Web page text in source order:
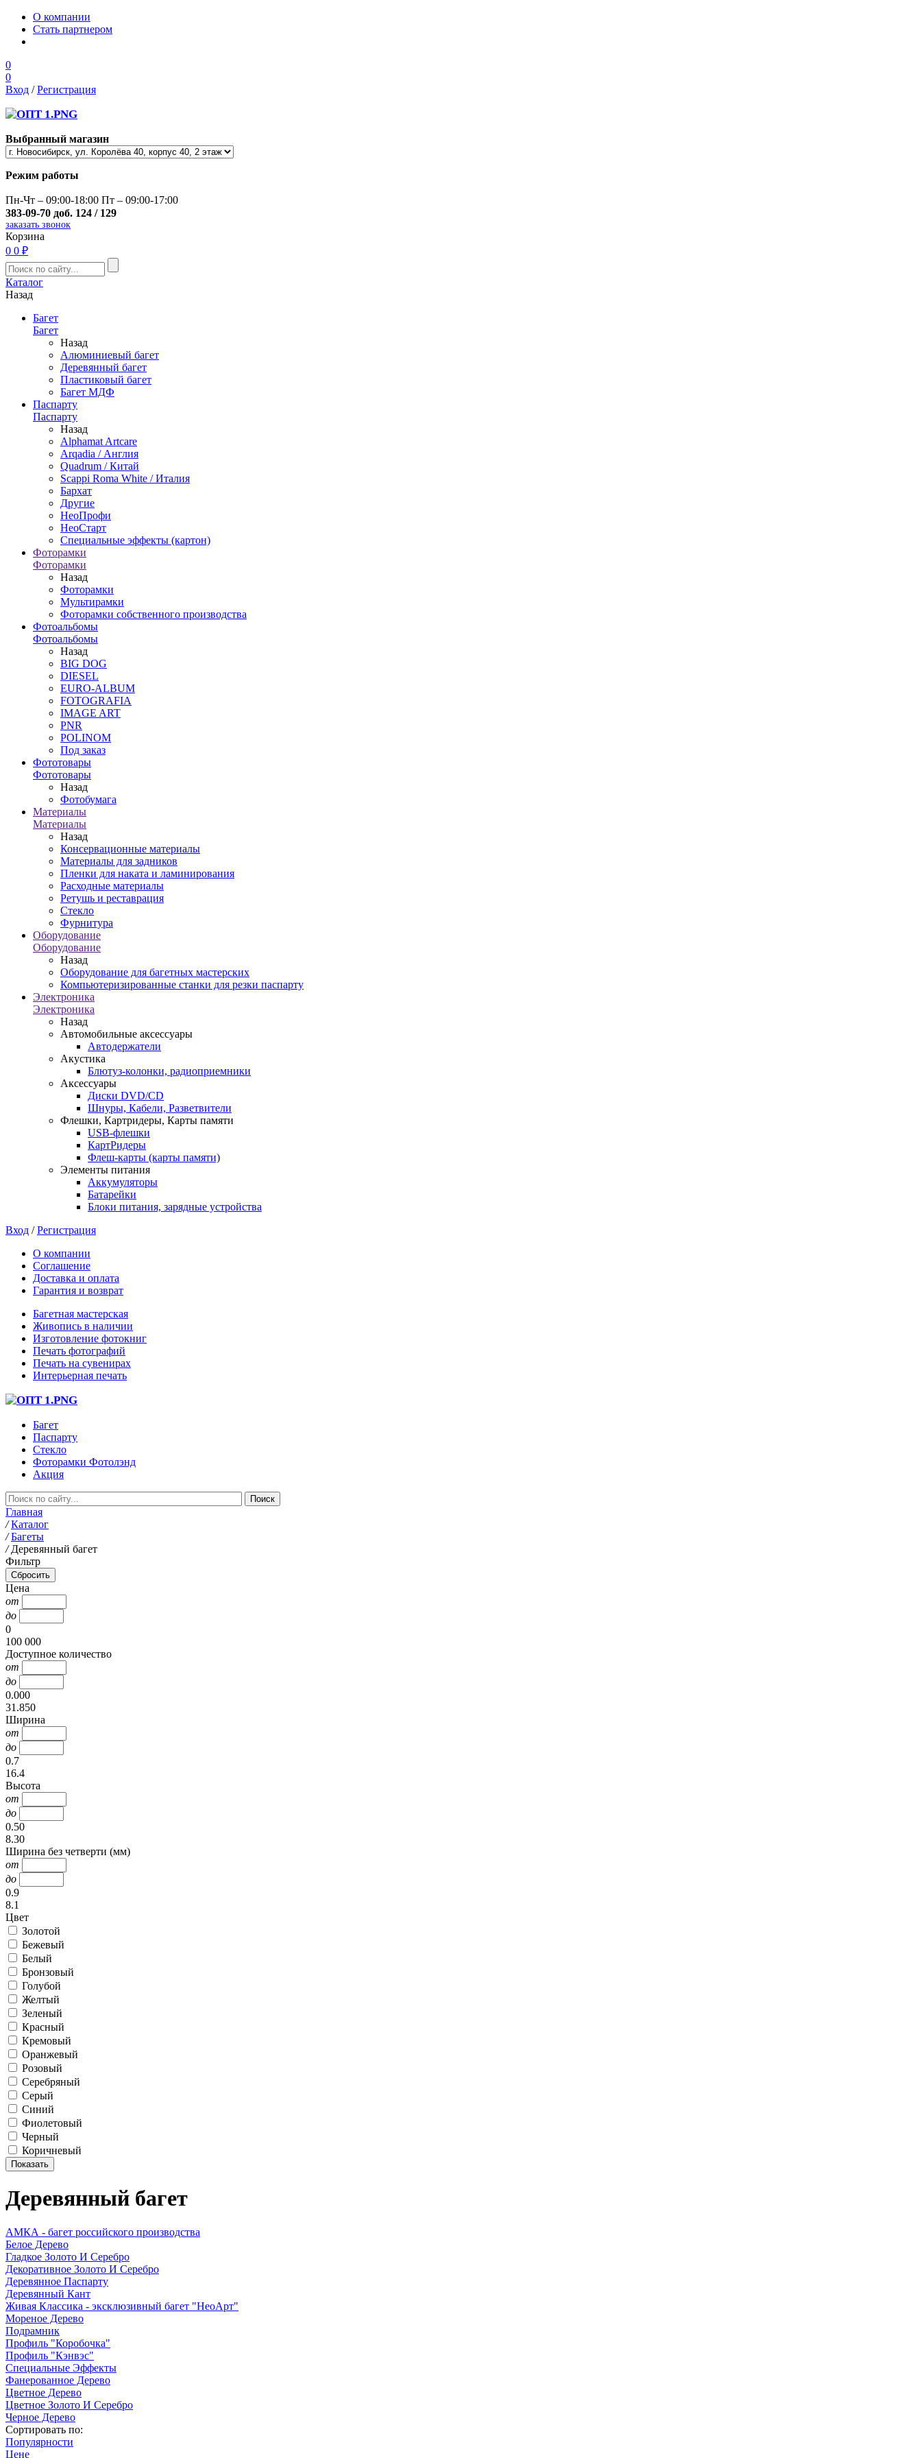
О компании
Стать партнером
0
0
Вход /Регистрация
Выбранный магазин
Режим работы
Пн-Чт – 09:00-18:00 Пт – 09:00-17:00
383-09-70 доб. 124 / 129
заказать звонок
Корзина
0 0 ₽
Каталог
Назад
Багет
Багет
Назад
Алюминиевый багет
Деревянный багет
Пластиковый багет
Багет МДФ
Паспарту
Паспарту
Назад
Alphamat Artcare
Arqadia / Англия
Quadrum / Китай
Scappi Roma White / Италия
Бархат
Другие
НеоПрофи
НеоСтарт
Специальные эффекты (картон)
Фоторамки
Фоторамки
Назад
Фоторамки
Мультирамки
Фоторамки собственного производства
Фотоальбомы
Фотоальбомы
Назад
BIG DOG
DIESEL
EURO-ALBUM
FOTOGRAFIA
IMAGE ART
PNR
POLINOM
Под заказ
Фототовары
Фототовары
Назад
Фотобумага
Материалы
Материалы
Назад
Консервационные материалы
Материалы для задников
Пленки для наката и ламинирования
Расходные материалы
Ретушь и реставрация
Стекло
Фурнитура
Оборудование
Оборудование
Назад
Оборудование для багетных мастерских
Компьютеризированные станки для резки паспарту
Электроника
Электроника
Назад
Автомобильные аксессуары
Автодержатели
Акустика
Блютуз-колонки, радиоприемники
Аксессуары
Диски DVD/CD
Шнуры, Кабели, Разветвители
Флешки, Картридеры, Карты памяти
USB-флешки
КартРидеры
Флеш-карты (карты памяти)
Элементы питания
Аккумуляторы
Батарейки
Блоки питания, зарядные устройства
Вход /Регистрация
О компании
Соглашение
Доставка и оплата
Гарантия и возврат
Багетная мастерская
Живопись в наличии
Изготовление фотокниг
Печать фотографий
Печать на сувенирах
Интерьерная печать
Багет
Паспарту
Стекло
Фоторамки Фотолэнд
Акция
Главная
/ Каталог
/ Багеты
/ Деревянный багет
Фильтр
Цена
от
до
0
100 000
Доступное количество
от
до
0.000
31.850
Ширина
от
до
0.7
16.4
Высота
от
до
0.50
8.30
Ширина без четверти (мм)
от
до
0.9
8.1
Цвет
Золотой
Бежевый
Белый
Бронзовый
Голубой
Желтый
Зеленый
Красный
Кремовый
Оранжевый
Розовый
Серебряный
Серый
Синий
Фиолетовый
Черный
Коричневый
Деревянный багет
АМКА - багет российского производства
Белое Дерево
Гладкое Золото И Серебро
Декоративное Золото И Серебро
Деревянное Паспарту
Деревянный Кант
Живая Классика - эксклюзивный багет "НеоАрт"
Мореное Дерево
Подрамник
Профиль "Коробочка"
Профиль "Кэнвэс"
Специальные Эффекты
Фанерованное Дерево
Цветное Дерево
Цветное Золото И Серебро
Черное Дерево
Сортировать по:
Популярности
Цене